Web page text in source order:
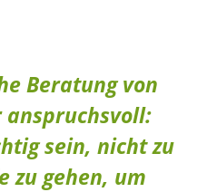
Beratung von
sein, nicht zu
zu gehen, um